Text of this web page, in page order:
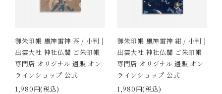
御朱印帳 風神雷神 茶 / 小判 |
出雲大社 神社仏閣 ご朱印帳
専門店 オリジナル 通販 オン
ラインショップ 公式
1,980円(税込)
御朱印帳 風神雷神 紺 / 小判 |
出雲大社 神社仏閣 ご朱印帳
専門店 オリジナル 通販 オン
ラインショップ 公式
1,980円(税込)